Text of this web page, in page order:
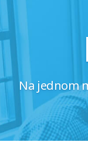
Na jednom